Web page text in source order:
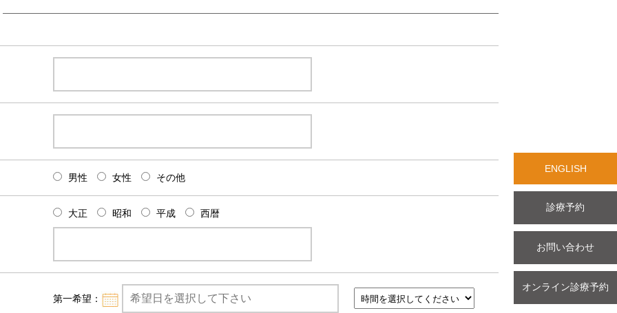
男性 女性 その他
大正 昭和 平成 西暦
第一希望：
ENGLISH
診療予約
お問い合わせ
オンライン診療予約